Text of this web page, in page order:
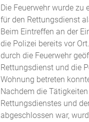
Die Feuerwehr wurde zu
für den Rettungsdienst
Beim Eintreffen an der
die Polizei bereits vor
durch die Feuerwehr
Rettungsdienst und die
Wohnung betreten
Nachdem die
Rettungsdienstes und
abgeschlossen war,